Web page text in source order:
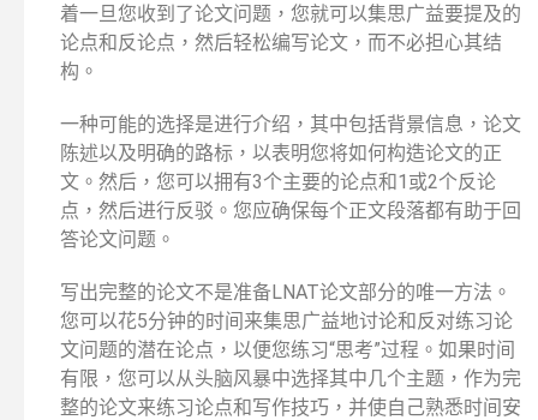
着一旦您收到了论文问题，您就可以集思广益要提及的
论点和反论点，然后轻松编写论文，而不必担心其结
构。
一种可能的选择是进行介绍，其中包括背景信息，论文
陈述以及明确的路标，以表明您将如何构造论文的正
文。然后，您可以拥有3个主要的论点和1或2个反论
点，然后进行反驳。您应确保每个正文段落都有助于回
答论文问题。
写出完整的论文不是准备LNAT论文部分的唯一方法。
您可以花5分钟的时间来集思广益地讨论和反对练习论
文问题的潜在论点，以便您练习“思考”过程。如果时间
有限，您可以从头脑风暴中选择其中几个主题，作为完
整的论文来练习论点和写作技巧，并使自己熟悉时间安